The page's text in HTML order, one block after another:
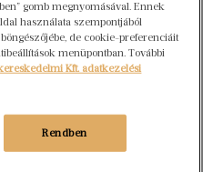
gomb megnyomásával. Ennek
használata szempontjából
de cookie-preferenciáit
menüpontban. További
Kft. adatkezelési
Rendben